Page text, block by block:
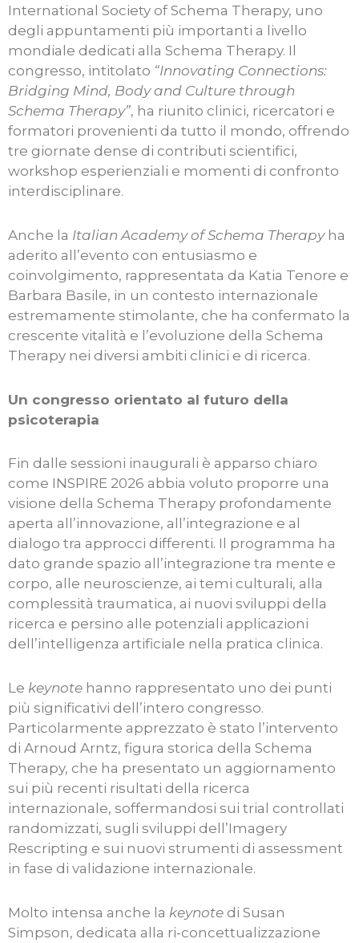
International Society of Schema Therapy, uno
degli appuntamenti più importanti a livello
mondiale dedicati alla Schema Therapy. Il
congresso, intitolato “Innovating Connections:
Bridging Mind, Body and Culture through
Schema Therapy”, ha riunito clinici, ricercatori e
formatori provenienti da tutto il mondo, offrendo
tre giornate dense di contributi scientifici,
workshop esperienziali e momenti di confronto
interdisciplinare.
Anche la Italian Academy of Schema Therapyha
aderito all’evento con entusiasmo e
coinvolgimento, rappresentata da Katia Tenore e
Barbara Basile, in un contesto internazionale
estremamente stimolante, che ha confermato la
crescente vitalità e l’evoluzione della Schema
Therapy nei diversi ambiti clinici e di ricerca.
Un congresso orientato al futuro della
psicoterapia
Fin dalle sessioni inaugurali è apparso chiaro
come INSPIRE 2026 abbia voluto proporre una
visione della Schema Therapy profondamente
aperta all’innovazione, all’integrazione e al
dialogo tra approcci differenti. Il programma ha
dato grande spazio all’integrazione tra mente e
corpo, alle neuroscienze, ai temi culturali, alla
complessità traumatica, ai nuovi sviluppi della
ricerca e persino alle potenziali applicazioni
dell’intelligenza artificiale nella pratica clinica.
Le keynote hanno rappresentato uno dei punti
più significativi dell’intero congresso.
Particolarmente apprezzato è stato l’intervento
di Arnoud Arntz, figura storica della Schema
Therapy, che ha presentato un aggiornamento
sui più recenti risultati della ricerca
internazionale, soffermandosi sui trial controllati
randomizzati, sugli sviluppi dell’Imagery
Rescripting e sui nuovi strumenti di assessment
in fase di validazione internazionale.
Molto intensa anche la keynote di Susan
Simpson, dedicata alla ri-concettualizzazione